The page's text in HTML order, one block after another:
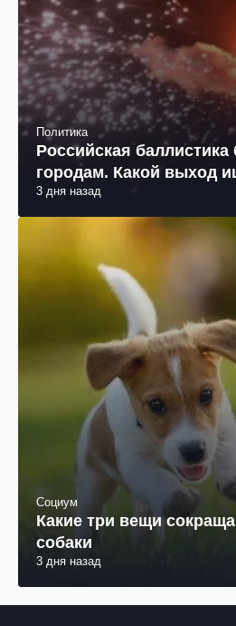
Политика
Российская баллистика
городам. Какой выход
3 дня назад
Социум
Какие три вещи
собаки
3 дня назад